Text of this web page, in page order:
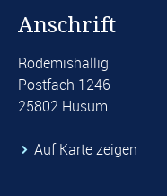
Anschrift
Rödemishallig
Postfach 1246
25802 Husum
Auf Karte zeigen